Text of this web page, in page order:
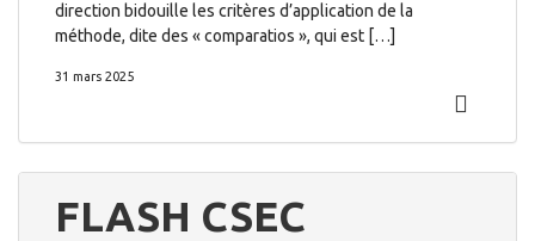
direction bidouille les critères d’application de la
méthode, dite des « comparatios », qui est […]
31 mars 2025
FLASH CSEC